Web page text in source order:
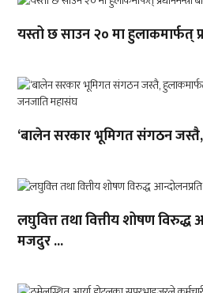
यस्तो छ साउन २० मा हुलाकमार्फत्
‘बालेन सरकार भूमिगत संगठन
लघुवित्त तथा वित्तीय शोषण विरुद्ध
मजदुर ...